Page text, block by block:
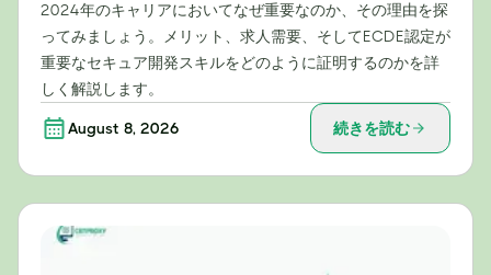
2024年のキャリアにおいてなぜ重要なのか、その理由を探
ってみましょう。メリット、求人需要、そしてECDE認定が
重要なセキュア開発スキルをどのように証明するのかを詳
しく解説します。
August 8, 2026 続きを読む